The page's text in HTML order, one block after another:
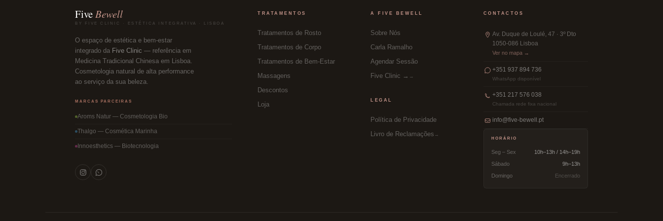
FiveBewell
BY FIVE CLINIC · ESTÉTICA INTEGRATIVA · LISBOA
O espaço de estética e bem-estar
integrado da Five Clinic — referência em
Medicina Tradicional Chinesa em Lisboa.
Cosmetologia natural de alta performance
ao serviço da sua beleza.
MARCAS PARCEIRAS
Aroms Natur — Cosmetologia Bio
Thalgo — Cosmética Marinha
Innoesthetics — Biotecnologia
TRATAMENTOS
Tratamentos de Rosto
Tratamentos de Corpo
Tratamentos de Bem-Estar
Massagens
Descontos
Loja
A FIVE BEWELL
Sobre Nós
Carla Ramalho
Agendar Sessão
Five Clinic →
LEGAL
Política de Privacidade
Livro de Reclamações
CONTACTOS
Av. Duque de Loulé, 47 · 3º Dto
1050-086 Lisboa
Ver no mapa →
+351 937 894 736
WhatsApp disponível
+351 217 576 038
Chamada rede fixa nacional
info@five-bewell.pt
HORÁRIO
Seg – Sex
10h–13h / 14h–19h
Sábado
9h–13h
Domingo
Encerrado